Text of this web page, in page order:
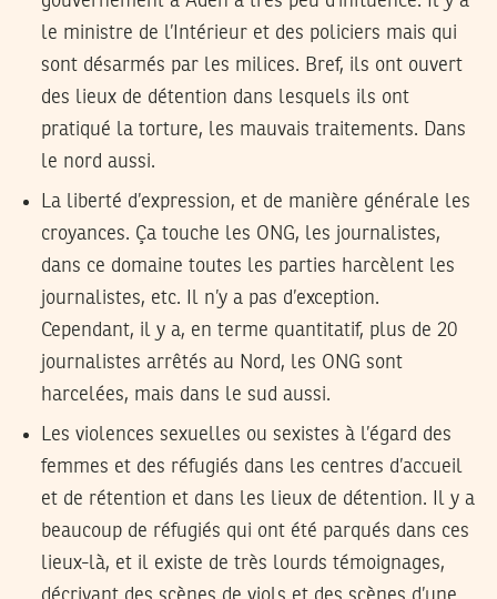
le ministre de l’Intérieur et des policiers mais qui
sont désarmés par les milices. Bref, ils ont ouvert
des lieux de détention dans lesquels ils ont
pratiqué la torture, les mauvais traitements. Dans
le nord aussi.
La liberté d’expression, et de manière générale les
croyances. Ça touche les ONG, les journalistes,
dans ce domaine toutes les parties harcèlent les
journalistes, etc. Il n’y a pas d’exception.
Cependant, il y a, en terme quantitatif, plus de 20
journalistes arrêtés au Nord, les ONG sont
harcelées, mais dans le sud aussi.
Les violences sexuelles ou sexistes à l’égard des
femmes et des réfugiés dans les centres d’accueil
et de rétention et dans les lieux de détention. Il y a
beaucoup de réfugiés qui ont été parqués dans ces
lieux-là, et il existe de très lourds témoignages,